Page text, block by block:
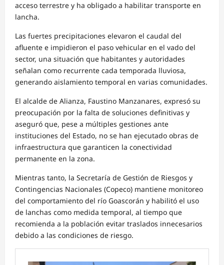
acceso terrestre y ha obligado a habilitar transporte en
lancha.
Las fuertes precipitaciones elevaron el caudal del
afluente e impidieron el paso vehicular en el vado del
sector, una situación que habitantes y autoridades
señalan como recurrente cada temporada lluviosa,
generando aislamiento temporal en varias comunidades.
El alcalde de Alianza, Faustino Manzanares, expresó su
preocupación por la falta de soluciones definitivas y
aseguró que, pese a múltiples gestiones ante
instituciones del Estado, no se han ejecutado obras de
infraestructura que garanticen la conectividad
permanente en la zona.
Mientras tanto, la Secretaría de Gestión de Riesgos y
Contingencias Nacionales (Copeco) mantiene monitoreo
del comportamiento del río Goascorán y habilitó el uso
de lanchas como medida temporal, al tiempo que
recomienda a la población evitar traslados innecesarios
debido a las condiciones de riesgo.